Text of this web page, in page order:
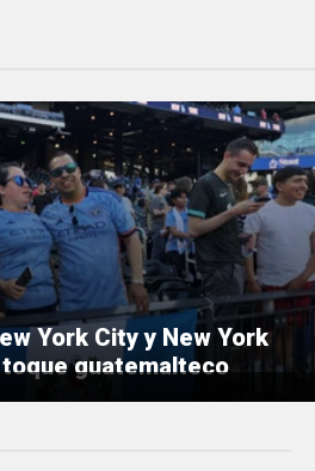
York City y New York
guatemalteco